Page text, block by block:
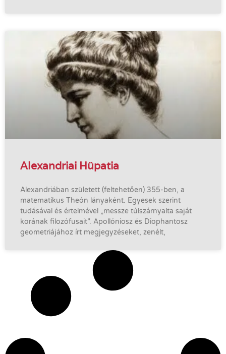
Alexandriai Hüpatia
Alexandriában született (feltehetően) 355-ben, a
matematikus Theón lányaként. Egyesek szerint
tudásával és értelmével „messze túlszárnyalta saját
korának filozófusait”. Apollóniosz és Diophantosz
geometriájához írt megjegyzéseket, zenélt,